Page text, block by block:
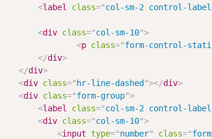
<label class="col-sm-2 control-label
<div class="col-sm-10">
<p class="form-control-
</div>
</div>
<div class="hr-line-dashed"></div>
<div class="form-group">
<label class="col-sm-2 control-label
<div class="col-sm-10">
<input type="number" class="